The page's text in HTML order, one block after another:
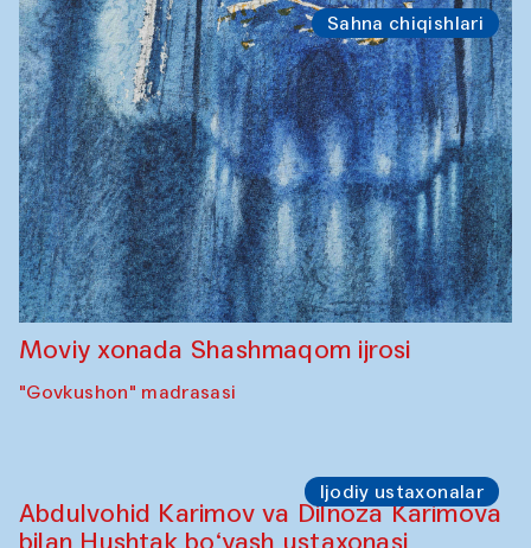
Sahna chiqishlari
Moviy xonada Shashmaqom ijrosi
"Govkushon" madrasasi
Ijodiy ustaxonalar
Abdulvohid Karimov va Dilnoza Karimova
bilan Hushtak bo‘yash ustaxonasi